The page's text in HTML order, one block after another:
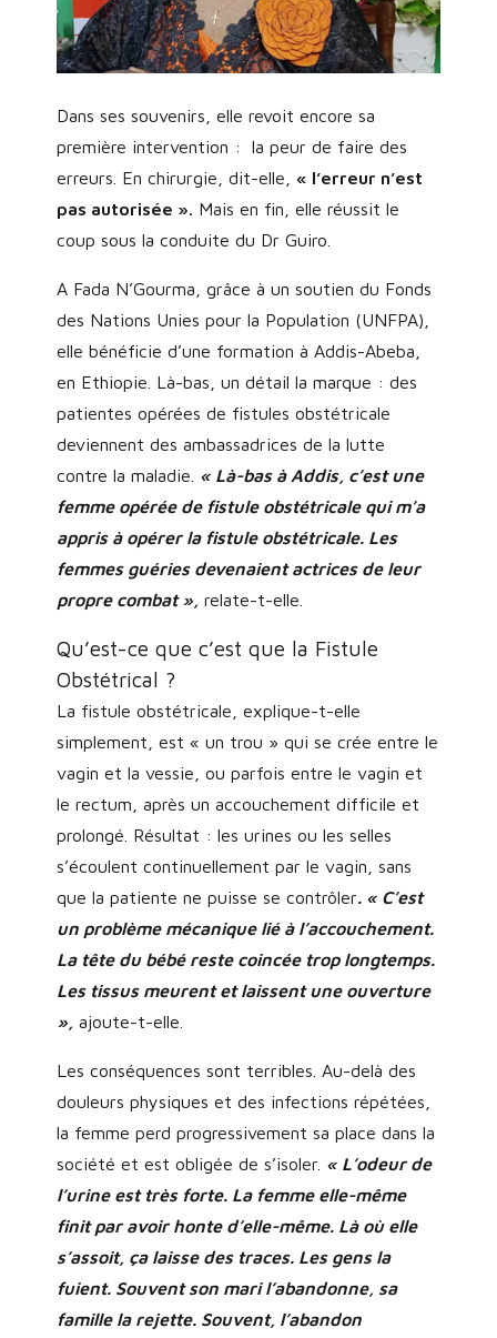
Dans ses souvenirs, elle revoit encore sa
première intervention : la peur de faire des
erreurs. En chirurgie, dit-elle,« l’erreur n’est
pas autorisée ». Mais en fin, elle réussit le
coup sous la conduite du Dr Guiro.
A Fada N’Gourma, grâce à un soutien du Fonds
des Nations Unies pour la Population (UNFPA),
elle bénéficie d’une formation à Addis-Abeba,
en Ethiopie. Là-bas, un détail la marque : des
patientes opérées de fistules obstétricale
deviennent des ambassadrices de la lutte
contre la maladie. « Là-bas à Addis, c’est une
femme opérée de fistule obstétricale qui m’a
appris à opérer la fistule obstétricale. Les
femmes guéries devenaient actrices de leur
propre combat », relate-t-elle.
Qu’est-ce que c’est que la Fistule
Obstétrical ?
La fistule obstétricale, explique-t-elle
simplement, est « un trou » qui se crée entre le
vagin et la vessie, ou parfois entre le vagin et
le rectum, après un accouchement difficile et
prolongé. Résultat : les urines ou les selles
s’écoulent continuellement par le vagin, sans
que la patiente ne puisse se contrôler. « C’est
un problème mécanique lié à l’accouchement.
La tête du bébé reste coincée trop longtemps.
Les tissus meurent et laissent une ouverture
», ajoute-t-elle.
Les conséquences sont terribles. Au-delà des
douleurs physiques et des infections répétées,
la femme perd progressivement sa place dans la
société et est obligée de s’isoler. « L’odeur de
l’urine est très forte. La femme elle-même
finit par avoir honte d’elle-même. Là où elle
s’assoit, ça laisse des traces. Les gens la
fuient. Souvent son mari l’abandonne, sa
famille la rejette. Souvent, l’abandon